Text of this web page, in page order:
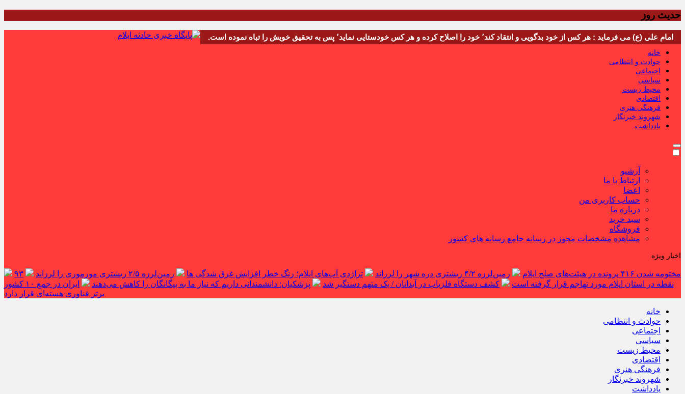
حدیث روز
امام علی (ع) می فرماید : هر کس از خود بدگویی و انتقاد کند٬ خود را اصلاح کرده و هر کس خودستایی نماید٬ پس به تحقیق خویش را تباه نموده است.
خانه
حوادث و انتظامی
اجتماعی
سیاسی
محیط زیست
اقتصادی
فرهنگی هنری
شهروند خبرنگار
یادداشت
آرشیو
ارتباط با ما
اعضا
حساب کاربری من
درباره ما
سبد خرید
فروشگاه
مشاهده مشخصات مجوز در رسانه جامع رسانه های کشور
اخبار ویژه
مختومه شدن ۴۱۶ پرونده در هیئت‌های صلح ایلام زمین‌لرزه ۴/۲ ریشتری دره شهر را لرزاند تراژدی آب‌های ایلام؛ زنگ خطر افزایش غرق شدگی ها زمین‌لرزه ۲/۵ ریشتری مورموری را لرزاند
۹۳
نقطه در استان ایلام مورد تهاجم قرار گرفته است
کشف دستگاه فلزیاب در آبدانان / یک متهم دستگیر شد پزشکیان: دانشمندانی داریم که نیاز ما به بیگانگان را کاهش می‌دهند
ایران در جمع ۱۰ کشور
برتر فناوری هسته‌ای قرار دارد
خانه
حوادث و انتظامی
اجتماعی
سیاسی
محیط زیست
اقتصادی
فرهنگی هنری
شهروند خبرنگار
یادداشت